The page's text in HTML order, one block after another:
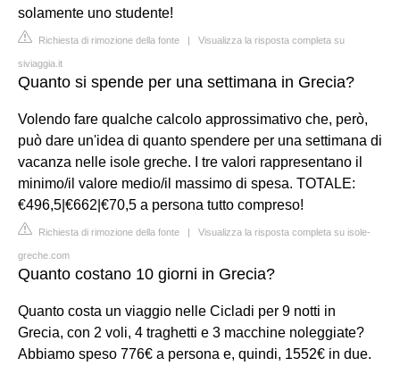
solamente uno studente!
Richiesta di rimozione della fonte | Visualizza la risposta completa su
siviaggia.it
Quanto si spende per una settimana in Grecia?
Volendo fare qualche calcolo approssimativo che, però,
può dare un'idea di quanto spendere per una settimana di
vacanza nelle isole greche. I tre valori rappresentano il
minimo/il valore medio/il massimo di spesa. TOTALE:
€496,5|€662|€70,5 a persona tutto compreso!
Richiesta di rimozione della fonte | Visualizza la risposta completa su isole-
greche.com
Quanto costano 10 giorni in Grecia?
Quanto costa un viaggio nelle Cicladi per 9 notti in
Grecia, con 2 voli, 4 traghetti e 3 macchine noleggiate?
Abbiamo speso 776€ a persona e, quindi, 1552€ in due.